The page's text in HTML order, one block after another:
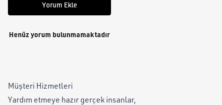
Yorum Ekle
Henüz yorum bulunmamaktadır
Müşteri Hizmetleri
Yardım etmeye hazır gerçek insanlar,